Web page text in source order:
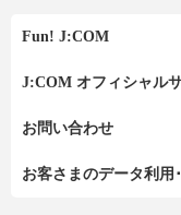
Fun! J:COM
J:COM オフィシャル
お問い合わせ
お客さまのデータ利用